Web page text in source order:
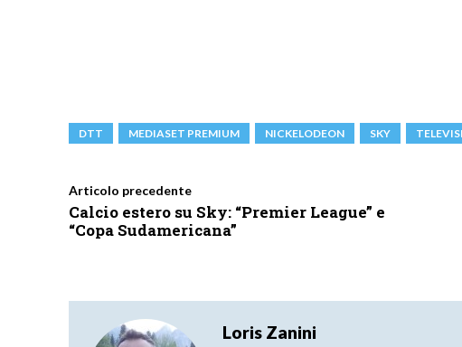
DTT MEDIASET PREMIUM NICKELODEON SKY
Articolo precedente
Calcio estero su Sky: “Premier League” e
“Copa Sudamericana”
Loris Zanini